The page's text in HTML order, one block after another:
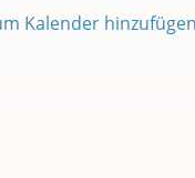
Kalender